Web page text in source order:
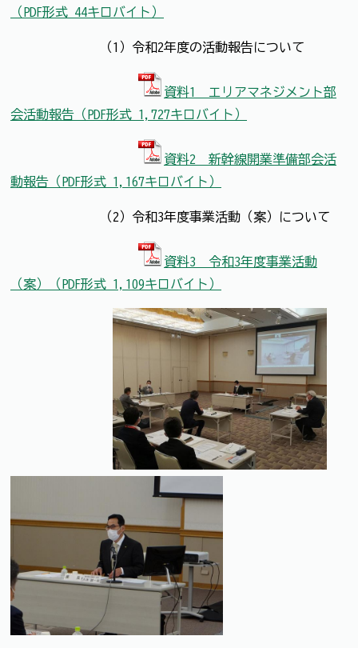
（PDF形式 44キロバイト）
（1）令和2年度の活動報告について
資料1 エリアマネジメント部
会活動報告（PDF形式 1,727キロバイト）
資料2 新幹線開業準備部会活
動報告（PDF形式 1,167キロバイト）
（2）令和3年度事業活動（案）について
資料3 令和3年度事業活動
（案）（PDF形式 1,109キロバイト）